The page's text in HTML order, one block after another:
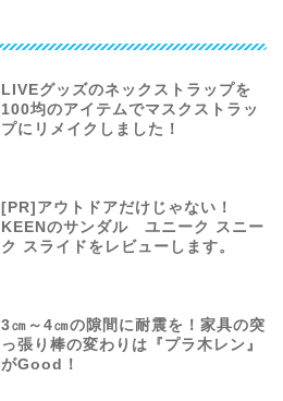
LIVEグッズのネックストラップを
100均のアイテムでマスクストラッ
プにリメイクしました！
[PR]アウトドアだけじゃない！
KEENのサンダル ユニーク スニー
ク スライドをレビューします。
3㎝～4㎝の隙間に耐震を！家具の突
っ張り棒の変わりは『プラ木レン』
がGood！